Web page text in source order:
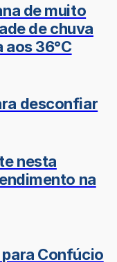
de muito
de chuva
36°C
desconfiar
nesta
na
Confúcio